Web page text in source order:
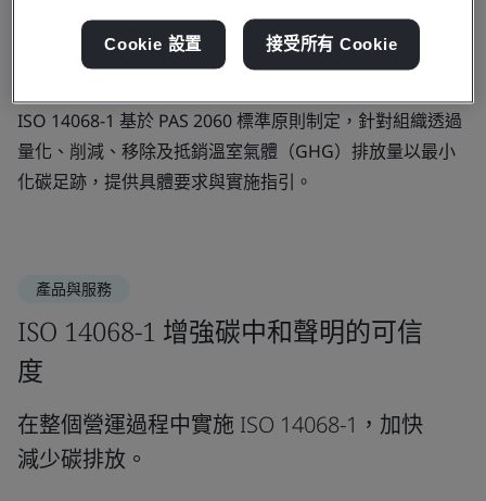
ISO 14068-1 提供清晰的最佳實踐指引，使組織
能夠提出可查證的碳中和聲明。
ISO 14068-1 基於 PAS 2060 標準原則制定，針對組織透過
量化、削減、移除及抵銷溫室氣體（GHG）排放量以最小
化碳足跡，提供具體要求與實施指引。
產品與服務
ISO 14068-1 增強碳中和聲明的可信
度
在整個營運過程中實施 ISO 14068-1，加快
減少碳排放。
Cookie 設置 接受所有 Cookie